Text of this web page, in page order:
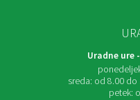
Uradne ure
sreda: od 8.00 do
petek: